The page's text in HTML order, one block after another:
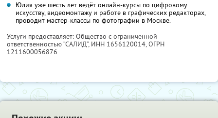
Юлия уже шесть лет ведёт онлайн-курсы по цифровому
искусству, видеомонтажу и работе в графических редакторах,
проводит мастер-классы по фотографии в Москве.
Услуги предоставляет: Общество с ограниченной
ответственностью “САЛИД”, ИНН 1656120014, ОГРН
1211600056876